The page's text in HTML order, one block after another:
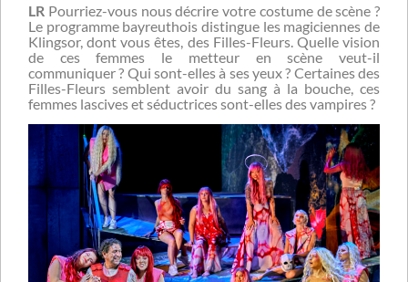
LR Pourriez-vous nous décrire votre costume de scène ?
Le programme bayreuthois distingue les magiciennes de
Klingsor, dont vous êtes, des Filles-Fleurs. Quelle vision
de ces femmes le metteur en scène veut-il
communiquer ? Qui sont-elles à ses yeux ? Certaines des
Filles-Fleurs semblent avoir du sang à la bouche, ces
femmes lascives et séductrices sont-elles des vampires ?